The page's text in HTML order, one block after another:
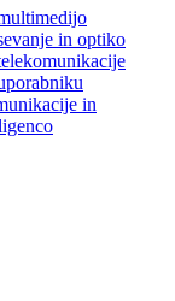
in optiko
in